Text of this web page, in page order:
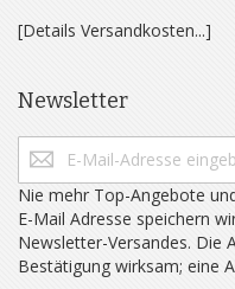
[Details Versandkosten...]
Newsletter
Nie mehr Top-Angebote
E-Mail Adresse speichern
Newsletter-Versandes. Die
Bestätigung wirksam; eine